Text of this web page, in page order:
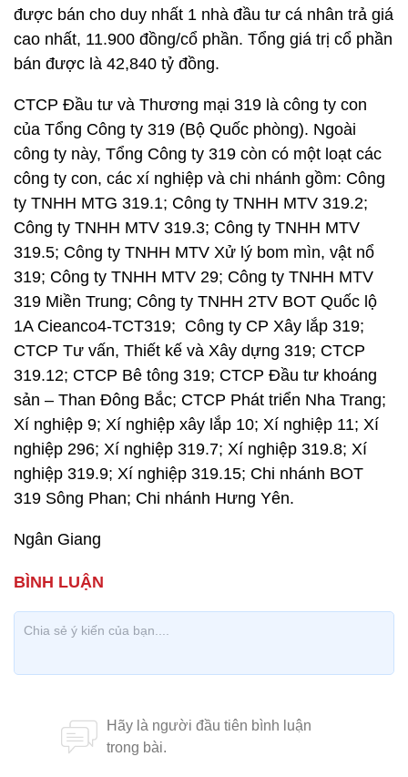
được bán cho duy nhất 1 nhà đầu tư cá nhân trả giá
cao nhất, 11.900 đồng/cổ phần. Tổng giá trị cổ phần
bán được là 42,840 tỷ đồng.
CTCP Đầu tư và Thương mại 319 là công ty con
của Tổng Công ty 319 (Bộ Quốc phòng). Ngoài
công ty này, Tổng Công ty 319 còn có một loạt các
công ty con, các xí nghiệp và chi nhánh gồm: Công
ty TNHH MTG 319.1; Công ty TNHH MTV 319.2;
Công ty TNHH MTV 319.3; Công ty TNHH MTV
319.5; Công ty TNHH MTV Xử lý bom mìn, vật nổ
319; Công ty TNHH MTV 29; Công ty TNHH MTV
319 Miền Trung; Công ty TNHH 2TV BOT Quốc lộ
1A Cieanco4-TCT319; Công ty CP Xây lắp 319;
CTCP Tư vấn, Thiết kế và Xây dựng 319; CTCP
319.12; CTCP Bê tông 319; CTCP Đầu tư khoáng
sản – Than Đông Bắc; CTCP Phát triển Nha Trang;
Xí nghiệp 9; Xí nghiệp xây lắp 10; Xí nghiệp 11; Xí
nghiệp 296; Xí nghiệp 319.7; Xí nghiệp 319.8; Xí
nghiệp 319.9; Xí nghiệp 319.15; Chi nhánh BOT
319 Sông Phan; Chi nhánh Hưng Yên.
Ngân Giang